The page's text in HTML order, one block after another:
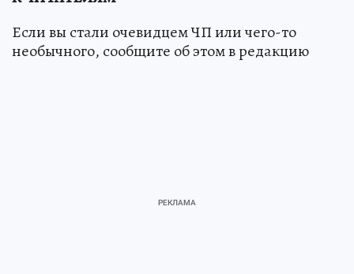
Если вы стали очевидцем ЧП или чего-то
необычного, сообщите об этом в редакцию